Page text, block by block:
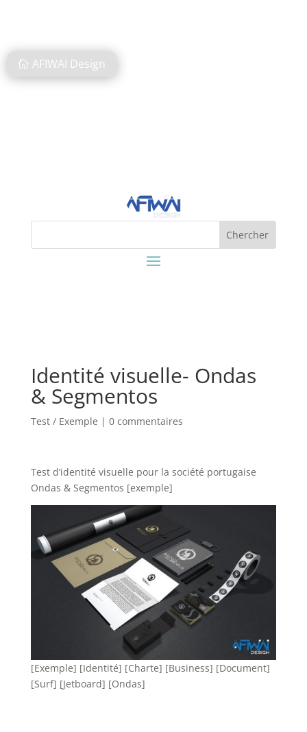
AFIWAI Design
Identité visuelle- Ondas
& Segmentos
Test / Exemple | 0 commentaires
Test d’identité visuelle pour la société portugaise
Ondas & Segmentos [exemple]
[Exemple] [Identité] [Charte] [Business] [Document]
[Surf] [Jetboard] [Ondas]